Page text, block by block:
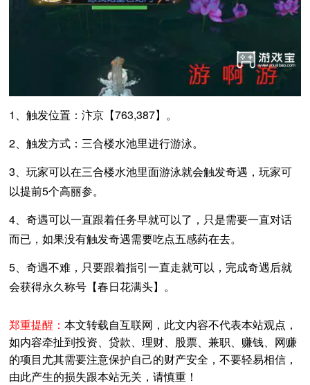
1、触发位置：汴京【763,387】。
2、触发方式：三合楼水池里进行游泳。
3、玩家可以在三合楼水池里面游泳就会触发奇遇，玩家可
以提前5个高丽参。
4、奇遇可以一直跟着任务早就可以了，只是需要一直对话
而已，如果没有触发奇遇需要吃点五感药在去。
5、奇遇不难，只要跟着指引一直走就可以，完成奇遇后就
会获得永久称号【春日花满头】。
郑重提醒： 本文转载自互联网，此文内容不代表本站观点，
如内容牵扯到投资、贷款、理财、股票、兼职、赚钱、网赚
的项目尤其需要注意保护自己的财产安全，不要轻易相信，
由此产生的损失跟本站无关，请慎重！